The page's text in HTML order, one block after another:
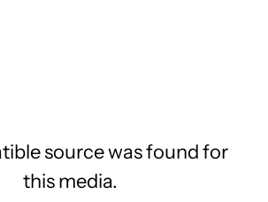
source was found for
this media.